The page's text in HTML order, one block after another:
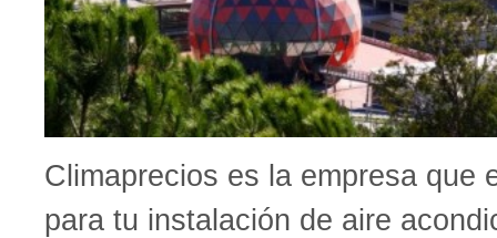
Climaprecios es la empresa que
para tu instalación de aire